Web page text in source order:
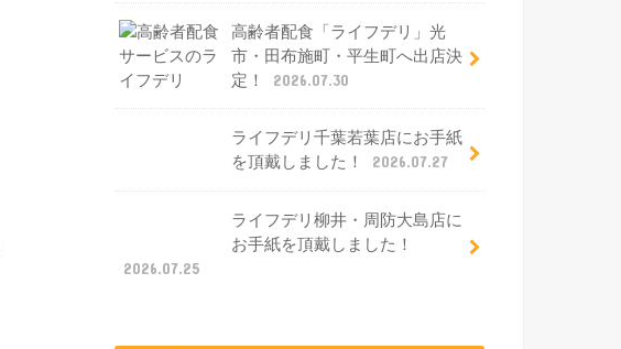
高齢者配食「ライフデリ」光
市・田布施町・平生町へ出店決
定！
2026.07.30
ライフデリ千葉若葉店にお手紙
を頂戴しました！
2026.07.27
ライフデリ柳井・周防大島店に
お手紙を頂戴しました！
2026.07.25